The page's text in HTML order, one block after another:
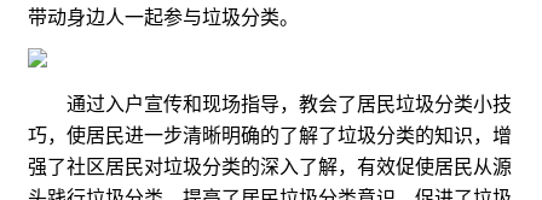
带动身边人一起参与垃圾分类。
通过入户宣传和现场指导，教会了居民垃圾分类小技
巧，使居民进一步清晰明确的了解了垃圾分类的知识，增
强了社区居民对垃圾分类的深入了解，有效促使居民从源